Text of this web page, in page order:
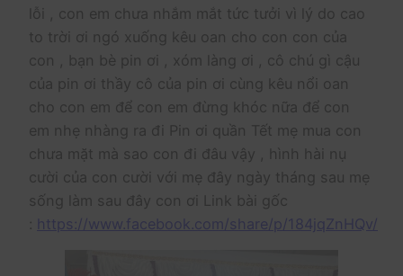
lỗi , con em chưa nhắm mắt tức tưởi vì lý do cao
to trời ơi ngó xuống kêu oan cho con con của
con , bạn bè pin ơi , xóm làng ơi , cô chú gì cậu
của pin ơi thầy cô của pin ơi cùng kêu nổi oan
cho con em để con em đừng khóc nữa để con
em nhẹ nhàng ra đi Pin ơi quần Tết mẹ mua con
chưa mặt mà sao con đi đâu vậy , hình hài nụ
cười của con cười với mẹ đây ngày tháng sau mẹ
sống làm sau đây con ơi Link bài gốc
:
https://www.facebook.com/share/p/184jqZnHQv/